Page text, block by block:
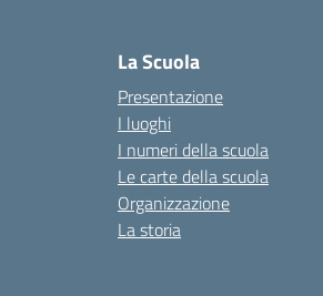
La Scuola
Presentazione
I luoghi
I numeri della scuola
Le carte della scuola
Organizzazione
La storia